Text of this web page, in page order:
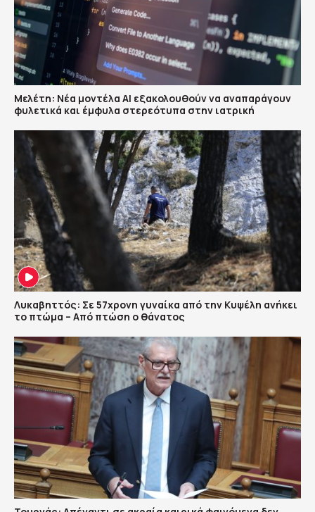
Μελέτη: Νέα μοντέλα ΑΙ εξακολουθούν να αναπαράγουν
φυλετικά και έμφυλα στερεότυπα στην ιατρική
Λυκαβηττός: Σε 57χρονη γυναίκα από την Κυψέλη ανήκει
το πτώμα – Από πτώση ο θάνατος